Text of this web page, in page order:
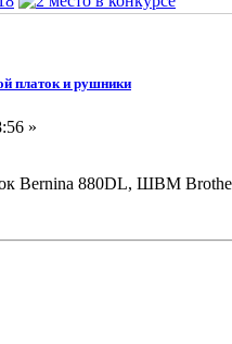
платок и рушники
»
Bernina 880DL, ШВМ